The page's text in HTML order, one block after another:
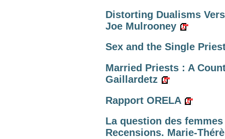
Distorting Dualisms
Joe Mulrooney
Sex and the Single
Married Priests : A
Gaillardetz
Rapport ORELA
La question des
Recensions. Marie-